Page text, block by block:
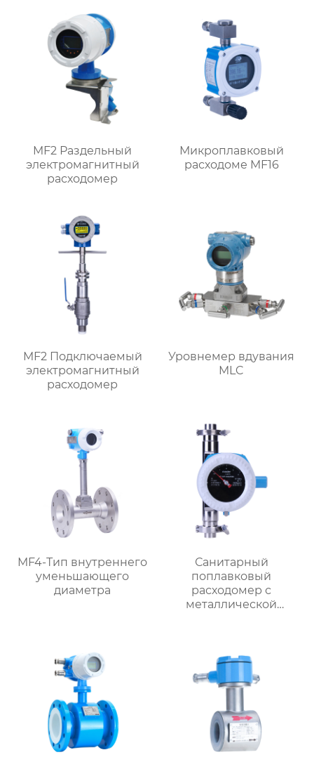
MF2 Раздельный
электромагнитный
расходомер
Микроплавковый
расходоме MF16
MF2 Подключаемый
электромагнитный
расходомер
Уровнемер вдувания
MLC
MF4-Тип внутреннего
уменьшающего
диаметра
Санитарный
поплавковый
расходомер с
металлической